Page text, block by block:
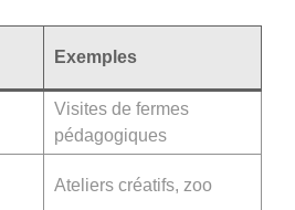
Exemples
Visites de fermes
pédagogiques
Ateliers créatifs, zoo